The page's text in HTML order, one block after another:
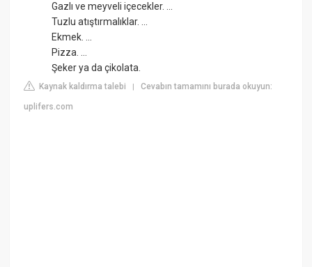
Gazlı ve meyveli içecekler. ...
Tuzlu atıştırmalıklar. ...
Ekmek. ...
Pizza. ...
Şeker ya da çikolata.
Kaynak kaldırma talebi |Cevabın tamamını burada okuyun:
uplifers.com